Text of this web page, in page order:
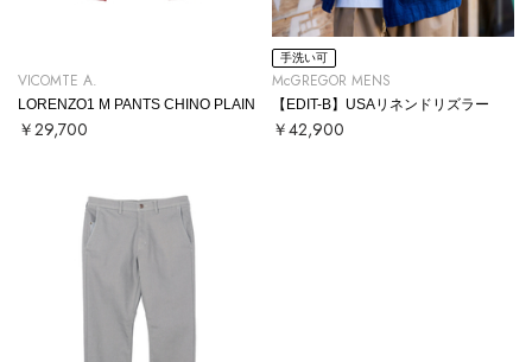
VICOMTE A.
LORENZO1 M PANTS CHINO PLAIN
￥29,700
手洗い可
McGREGOR MENS
【EDIT-B】USAリネンドリズラー
￥42,900